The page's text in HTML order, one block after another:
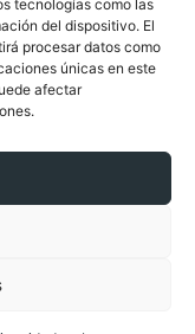
tecnologías como las
del dispositivo. El
procesar datos como
únicas en este
afectar
sobre la
donde podrás
sobre